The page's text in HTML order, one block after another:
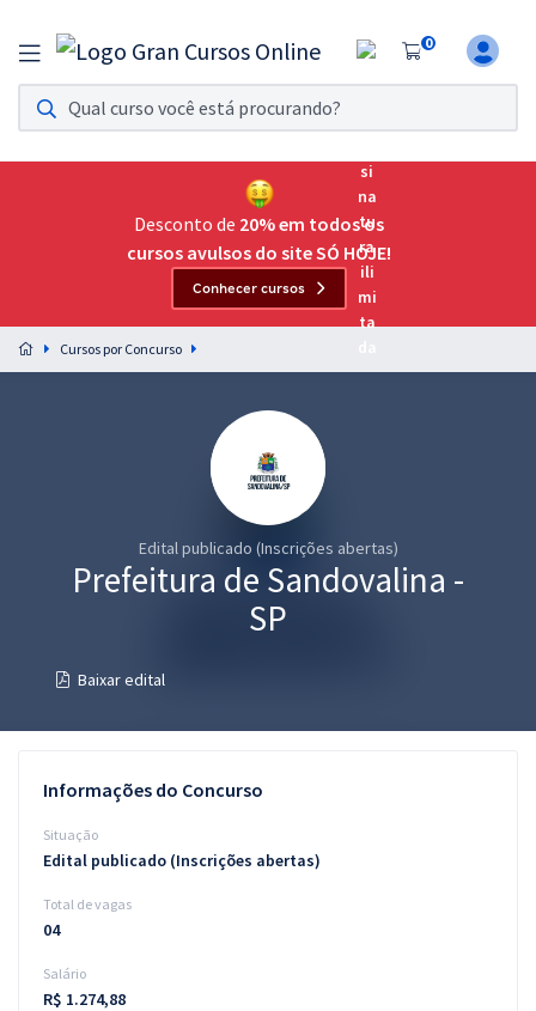
0
Assinatura Ilimitada 11
Acesso a todos os cursos. Teste grátis por 7 dias!
Assinatura OAB Até Passar
Acesso ilimitado a toda preparação para o Exame da
Preparação completa e intensiva para as principais
residências em saúde do Brasil
Questões grátis
Conteúdo gratuito
Aprovados
Atendimento
Desconto de 20% em todos os
cursos avulsos do site SÓ HOJE!
Conhecer cursos
Cursos por Concurso
Edital publicado (Inscrições abertas)
Prefeitura de Sandovalina -
SP
Baixar edital
Informações do Concurso
Situação
Edital publicado (Inscrições abertas)
Total de vagas
04
Salário
R$ 1.274,88